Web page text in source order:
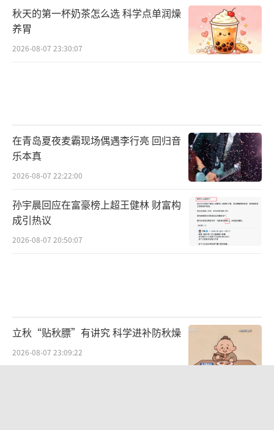
秋天的第一杯奶茶怎么选 科学点单润燥
养胃
2026-08-07 23:30:07
在青岛夏夜麦霸现场偶遇李行亮 回归音
乐本真
2026-08-07 22:22:00
孙宇晨回应在富豪榜上超王健林 财富构
成引热议
2026-08-07 20:50:07
立秋“贴秋膘”有讲究 科学进补防秋燥
2026-08-07 23:09:22